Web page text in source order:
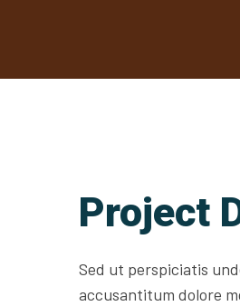
Project
Sed ut perspiciatis
accusantitum dolore